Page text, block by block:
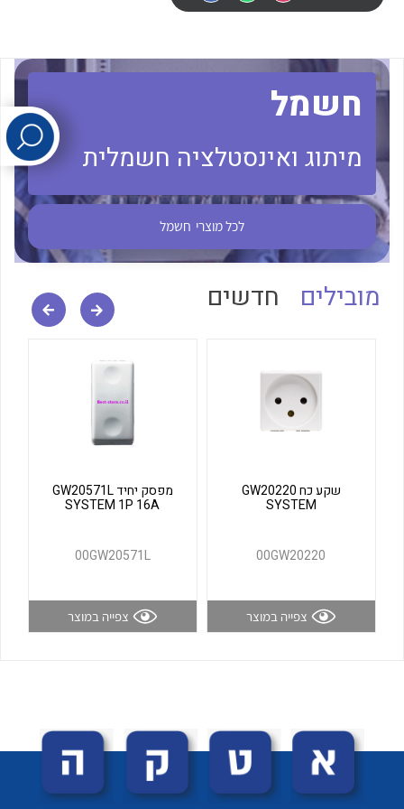
לכל מוצרי היצרן לכל מוצרי היצרן
לכל מוצרי היצרן לכל מוצרי היצרן
חשמל
מיתוג ואינסטלציה חשמלית
לכל מוצרי חשמל
מובילים חדשים
שקע כח GW20220
SYSTEM
00GW20220
צפייה במוצר
מפסק יחיד GW20571L
SYSTEM 1P 16A
00GW20571L
צפייה במוצר